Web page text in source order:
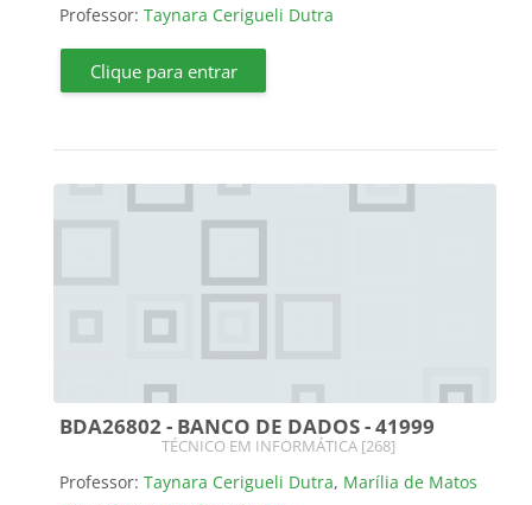
Professor: Taynara Cerigueli Dutra
Clique para entrar
BDA26802 - BANCO DE DADOS - 41999
Categoria do curso
TÉCNICO EM INFORMÁTICA [268]
Professor: Taynara Cerigueli Dutra, Marília de Matos